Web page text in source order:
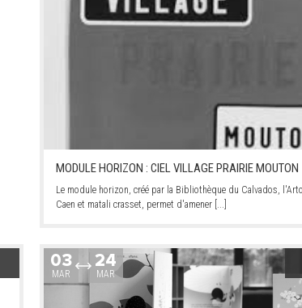
MODULE HORIZON : CIEL VILLAGE PRAIRIE MOUTON
Le module horizon, créé par la Bibliothèque du Calvados,
Caen et matali crasset, permet d'amener [...]
03
MAR
24
MAR